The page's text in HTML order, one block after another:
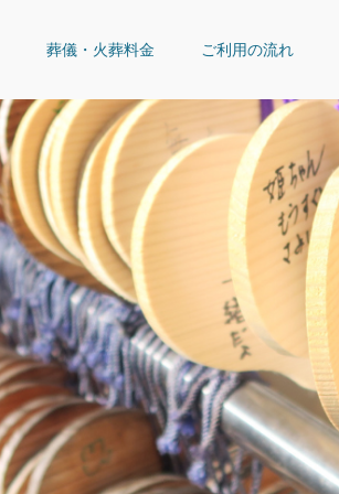
葬儀・火葬料金 ご利用の流れ